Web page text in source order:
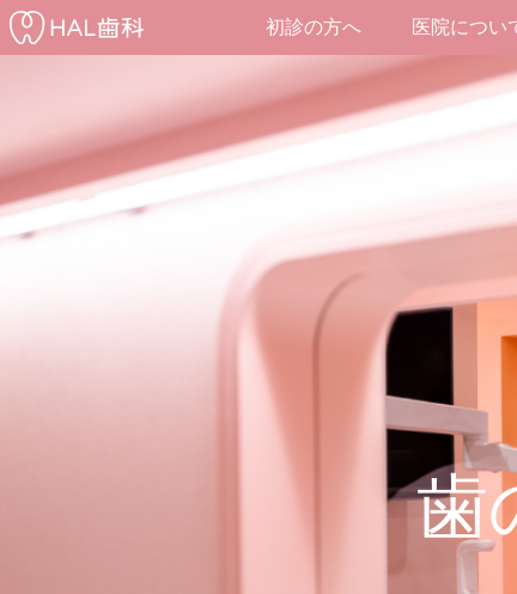
Skip
to
初診の方へ 医院につい
歯